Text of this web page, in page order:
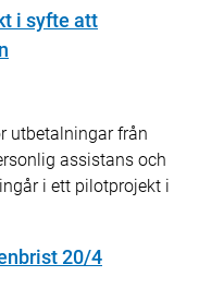
i syfte att
utbetalningar från
assistans och
i ett pilotprojekt i
20/4